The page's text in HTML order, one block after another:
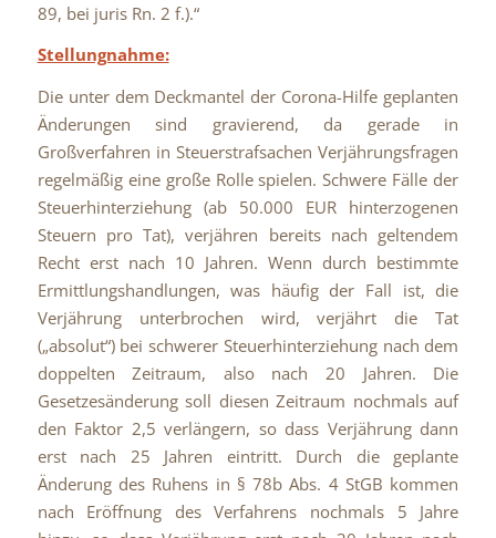
89, bei juris Rn. 2 f.).“
Stellungnahme:
Die unter dem Deckmantel der Corona-Hilfe geplanten
Änderungen sind gravierend, da gerade in
Großverfahren in Steuerstrafsachen Verjährungsfragen
regelmäßig eine große Rolle spielen. Schwere Fälle der
Steuerhinterziehung (ab 50.000 EUR hinterzogenen
Steuern pro Tat), verjähren bereits nach geltendem
Recht erst nach 10 Jahren. Wenn durch bestimmte
Ermittlungshandlungen, was häufig der Fall ist, die
Verjährung unterbrochen wird, verjährt die Tat
(„absolut“) bei schwerer Steuerhinterziehung nach dem
doppelten Zeitraum, also nach 20 Jahren. Die
Gesetzesänderung soll diesen Zeitraum nochmals auf
den Faktor 2,5 verlängern, so dass Verjährung dann
erst nach 25 Jahren eintritt. Durch die geplante
Änderung des Ruhens in § 78b Abs. 4 StGB kommen
nach Eröffnung des Verfahrens nochmals 5 Jahre